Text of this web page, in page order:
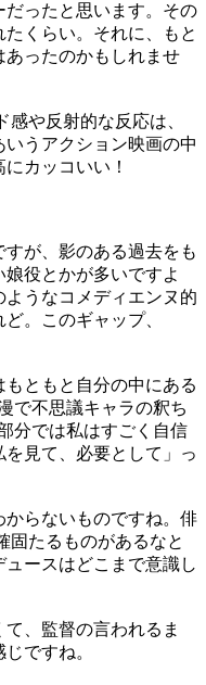
だったと思います。その
くらい。それに、もと
あったのかもしれませ
や反射的な反応は、
うアクション映画の中
カッコいい！
が、影のある過去をも
役とかが多いですよ
うなコメディエンヌ的
。このギャップ、
ともと自分の中にある
で不思議キャラの釈ち
分では私はすごく自信
見て、必要として」っ
らないものですね。俳
固たるものがあるなと
ースはどこまで意識し
、監督の言われるま
ですね。